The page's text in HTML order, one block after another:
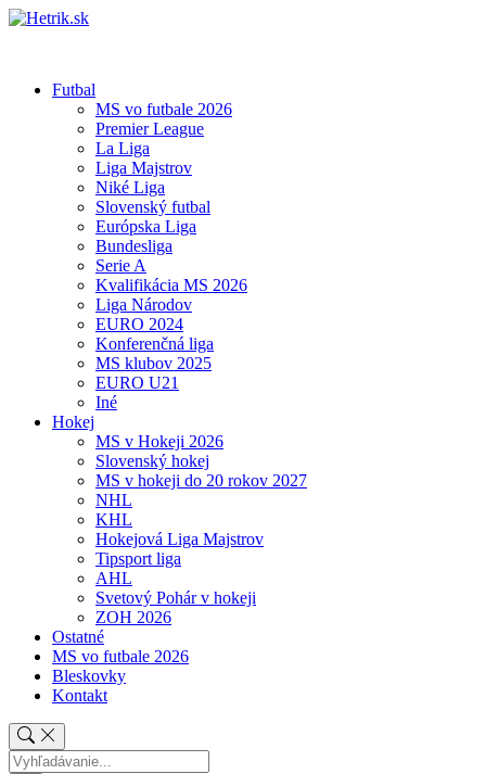
Futbal
MS vo futbale 2026
Premier League
La Liga
Liga Majstrov
Niké Liga
Slovenský futbal
Európska Liga
Bundesliga
Serie A
Kvalifikácia MS 2026
Liga Národov
EURO 2024
Konferenčná liga
MS klubov 2025
EURO U21
Iné
Hokej
MS v Hokeji 2026
Slovenský hokej
MS v hokeji do 20 rokov 2027
NHL
KHL
Hokejová Liga Majstrov
Tipsport liga
AHL
Svetový Pohár v hokeji
ZOH 2026
Ostatné
MS vo futbale 2026
Bleskovky
Kontakt